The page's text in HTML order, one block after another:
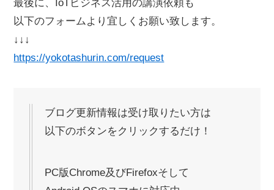
最後に、IoTビジネス活用の講演依頼も
以下のフォームより宜しくお願い致します。
↓↓↓
https://yokotashurin.com/request
ブログ更新情報は受け取りたい方は
以下のボタンをクリックするだけ！
PC版Chrome及びFirefoxそして